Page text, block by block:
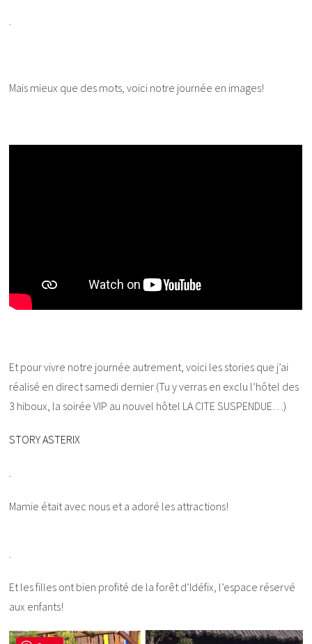
Mais mieux que des mots, voici notre journée en images!
Et pour vivre notre journée autrement, voici les stories que j’ai
réalisé en direct samedi dernier (Tu y verras en exclu l’hôtel des
3 hiboux, la soirée VIP au nouvel hôtel LA CITE SUSPENDUE…)
STORY ASTERIX
Mamie était avec nous et a adoré les attractions!
Et les filles ont bien profité de la forêt d’Idéfix, l’espace réservé
aux enfants!